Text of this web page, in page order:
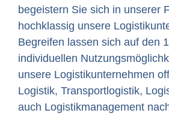
begeistern Sie sich in unserer
hochklassig unsere
Begreifen lassen sich auf den
individuellen
unsere Logistikunternehmen
Logistik, Transportlogistik,
auch Logistikmanagement